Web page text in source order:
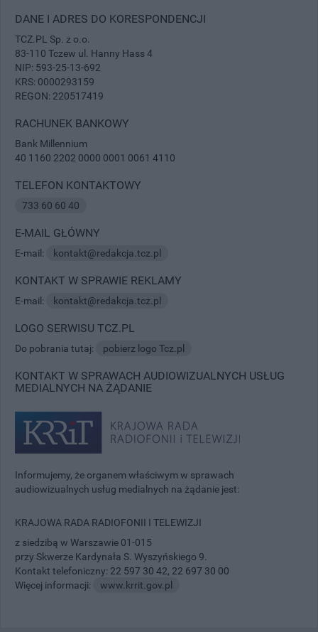
DANE I ADRES DO KORESPONDENCJI
TCZ.PL Sp. z o.o.
83-110 Tczew ul. Hanny Hass 4
NIP: 593-25-13-692
KRS: 0000293159
REGON: 220517419
RACHUNEK BANKOWY
Bank Millennium
40 1160 2202 0000 0001 0061 4110
TELEFON KONTAKTOWY
733 60 60 40
E-MAIL GŁÓWNY
E-mail: kontakt@redakcja.tcz.pl
KONTAKT W SPRAWIE REKLAMY
E-mail: kontakt@redakcja.tcz.pl
LOGO SERWISU TCZ.PL
Do pobrania tutaj: pobierz logo Tcz.pl
KONTAKT W SPRAWACH AUDIOWIZUALNYCH USŁUG
MEDIALNYCH NA ŻĄDANIE
Informujemy, że organem właściwym w sprawach
audiowizualnych usług medialnych na żądanie jest:
KRAJOWA RADA RADIOFONII I TELEWIZJI
z siedzibą w Warszawie 01-015
przy Skwerze Kardynała S. Wyszyńskiego 9.
Kontakt telefoniczny: 22 597 30 42, 22 697 30 00
Więcej informacji:
www.krrit.gov.pl